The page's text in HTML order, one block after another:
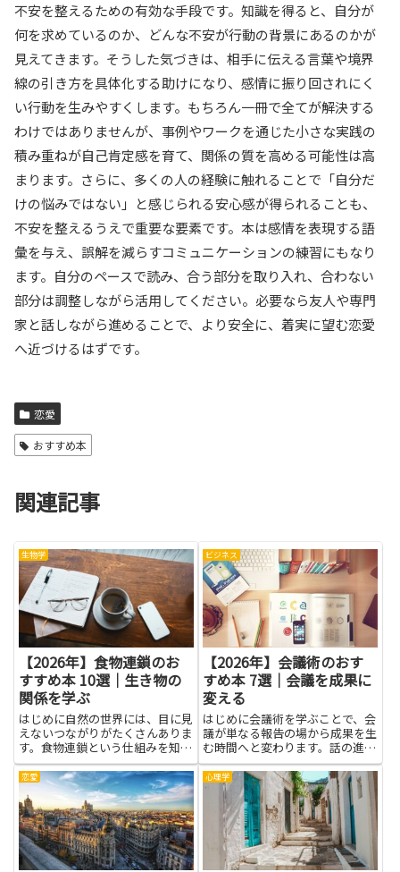
不安を整えるための有効な手段です。知識を得ると、自分が
何を求めているのか、どんな不安が行動の背景にあるのかが
見えてきます。そうした気づきは、相手に伝える言葉や境界
線の引き方を具体化する助けになり、感情に振り回されにく
い行動を生みやすくします。もちろん一冊で全てが解決する
わけではありませんが、事例やワークを通じた小さな実践の
積み重ねが自己肯定感を育て、関係の質を高める可能性は高
まります。さらに、多くの人の経験に触れることで「自分だ
けの悩みではない」と感じられる安心感が得られることも、
不安を整えるうえで重要な要素です。本は感情を表現する語
彙を与え、誤解を減らすコミュニケーションの練習にもなり
ます。自分のペースで読み、合う部分を取り入れ、合わない
部分は調整しながら活用してください。必要なら友人や専門
家と話しながら進めることで、より安全に、着実に望む恋愛
へ近づけるはずです。
恋愛
おすすめ本
関連記事
生物学
【2026年】食物連鎖のお
すすめ本 10選｜生き物の
関係を学ぶ
はじめに自然の世界には、目に見
えないつながりがたくさんありま
す。食物連鎖という仕組みを知る
と、動物や植物が互いにどんな役
割を果たしているのかが、絵や話
のように見えるようになります。
生き物の関係を学ぶことで、身の
回りの自然を観察する力が育
ち、...
ビジネス
【2026年】会議術のおす
すめ本 7選｜会議を成果に
変える
はじめに会議術を学ぶことで、会
議が単なる報告の場から成果を生
む時間へと変わります。話の進め
方や議題の整理、時間配分、参加
者の役割づけといった基本を身に
つければ、無駄な議論や長引く会
議を減らし、意思決定をスムーズ
にできます。メンバーの理解が
恋愛 心理学